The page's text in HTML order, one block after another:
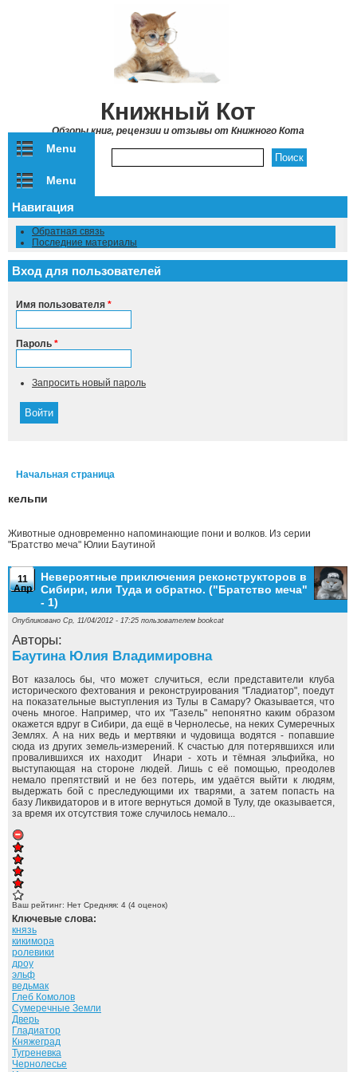
Книжный Кот
Обзоры книг, рецензии и отзывы от Книжного Кота
Menu
Menu
Навигация
Обратная связь
Последние материалы
Вход для пользователей
Имя пользователя *
Пароль *
Запросить новый пароль
Начальная страница
кельпи
Животные одновременно напоминающие пони и волков. Из серии
"Братство меча" Юлии Баутиной
11
Апр
Невероятные приключения реконструкторов в
Сибири, или Туда и обратно. ("Братство меча"
- 1)
Опубликовано Ср, 11/04/2012 - 17:25 пользователем bookcat
Авторы:
Баутина Юлия Владимировна
Вот казалось бы, что может случиться, если представители клуба
исторического фехтования и реконструирования "Гладиатор", поедут
на показательные выступления из Тулы в Самару? Оказывается, что
очень многое. Например, что их "Газель" непонятно каким образом
окажется вдруг в Сибири, да ещё в Чернолесье, на неких Сумеречных
Землях. А на них ведь и мертвяки и чудовища водятся - попавшие
сюда из других земель-измерений. К счастью для потерявшихся или
провалившихся их находит Инари - хоть и тёмная эльфийка, но
выступающая на стороне людей. Лишь с её помощью, преодолев
немало препятствий и не без потерь, им удаётся выйти к людям,
выдержать бой с преследующими их тварями, а затем попасть на
базу Ликвидаторов и в итоге вернуться домой в Тулу, где оказывается,
за время их отсутствия тоже случилось немало...
Ваш рейтинг: Нет Средняя: 4 (4 оценок)
Ключевые слова:
князь
кикимора
ролевики
дроу
эльф
ведьмак
Глеб Комолов
Сумеречные Земли
Дверь
Гладиатор
Княжеград
Тугреневка
Чернолесье